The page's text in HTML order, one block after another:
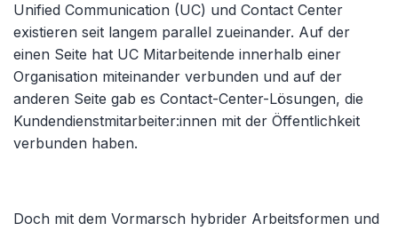
Unified Communication (UC) und Contact Center
existieren seit langem parallel zueinander. Auf der
einen Seite hat UC Mitarbeitende innerhalb einer
Organisation miteinander verbunden und auf der
anderen Seite gab es Contact-Center-Lösungen, die
Kundendienstmitarbeiter:innen mit der Öffentlichkeit
verbunden haben.
Doch mit dem Vormarsch hybrider Arbeitsformen und